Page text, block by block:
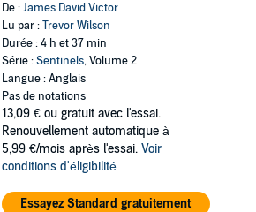
De :James David Victor
Lu par :Trevor Wilson
Durée : 4 h et 37 min
Série :Sentinels, Volume 2
Langue : Anglais
Pas de notations
13,09 € ou gratuit avec l'essai.
Renouvellement automatique à
5,99 €/mois après l'essai. Voir
conditions d'éligibilité
Essayez Standard gratuitement